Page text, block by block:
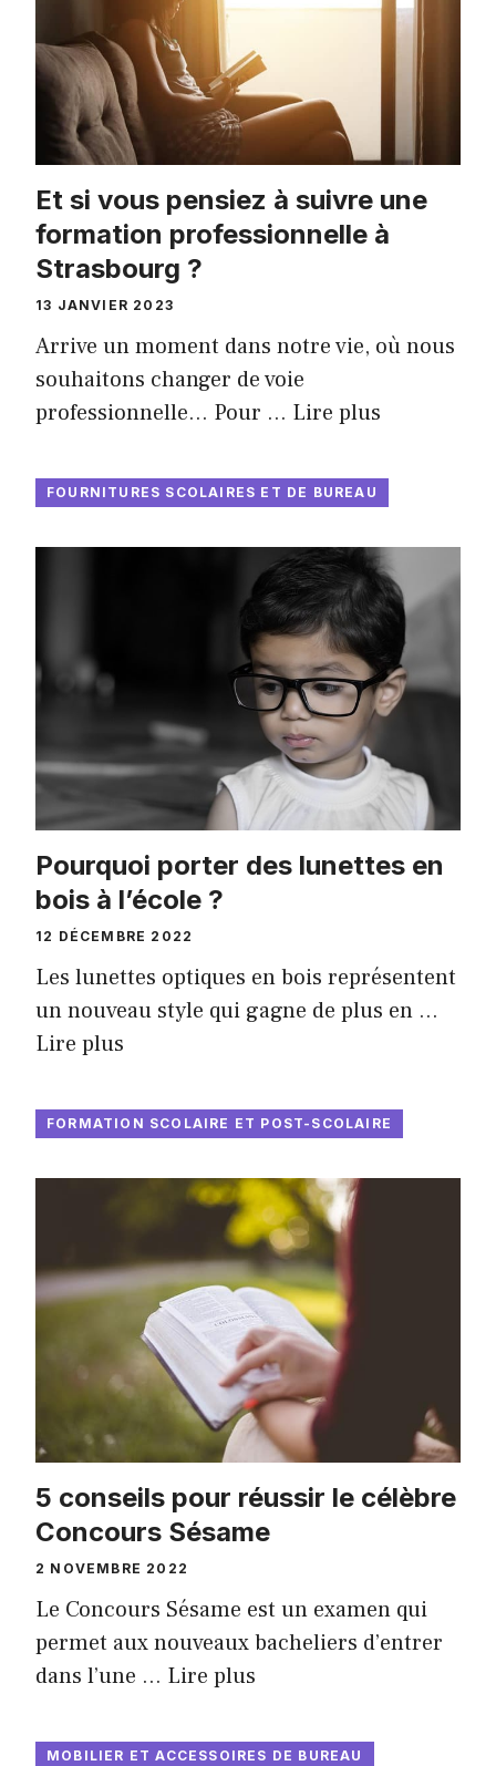
Et si vous pensiez à suivre une
formation professionnelle à
Strasbourg ?
13 JANVIER 2023
Arrive un moment dans notre vie, où nous
souhaitons changer de voie
professionnelle… Pour … Lire plus
FOURNITURES SCOLAIRES ET DE BUREAU
Pourquoi porter des lunettes en
bois à l’école ?
12 DÉCEMBRE 2022
Les lunettes optiques en bois représentent
un nouveau style qui gagne de plus en …
Lire plus
FORMATION SCOLAIRE ET POST-SCOLAIRE
5 conseils pour réussir le célèbre
Concours Sésame
2 NOVEMBRE 2022
Le Concours Sésame est un examen qui
permet aux nouveaux bacheliers d’entrer
dans l’une … Lire plus
MOBILIER ET ACCESSOIRES DE BUREAU